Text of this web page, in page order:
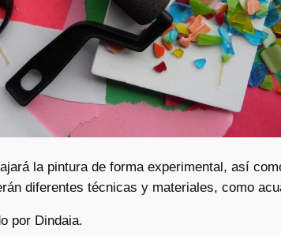
la pintura de forma experimental, así
diferentes técnicas y materiales, como
por Dindaia.